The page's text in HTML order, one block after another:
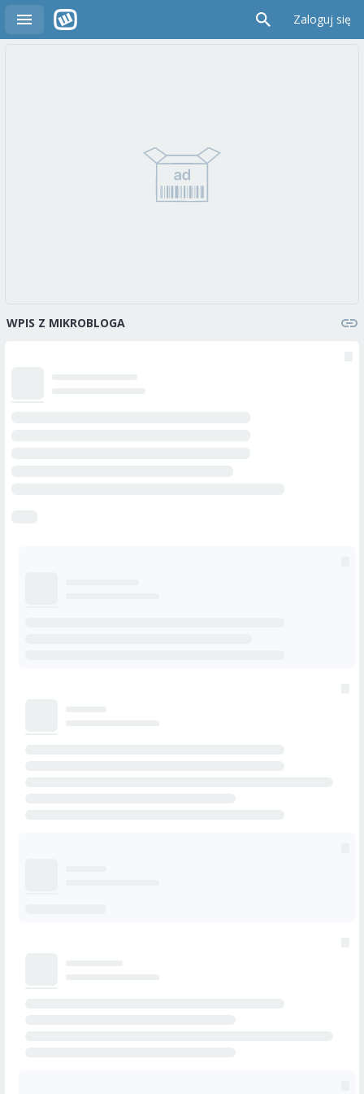
Zaloguj się
WPIS Z MIKROBLOGA